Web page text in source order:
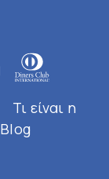
Τι είναι η
Blog